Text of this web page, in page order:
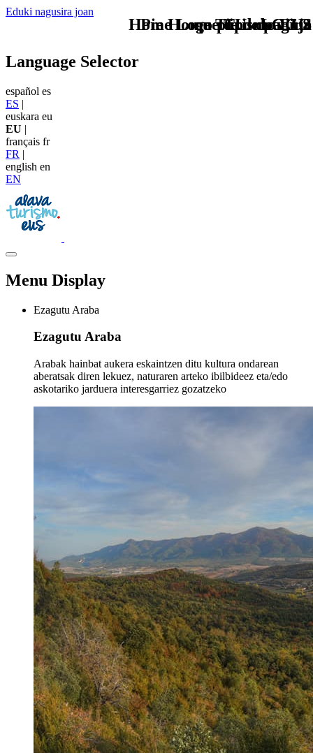
Eduki nagusira joan
TU - LOGO
Language Selector
español es
ES |
euskara eu
EU |
français fr
FR |
english en
EN
Menu Display
Ezagutu Araba
Ezagutu Araba
Arabak hainbat aukera eskaintzen ditu kultura ondarean
aberatsak diren lekuez, naturaren arteko ibilbideez eta/edo
askotariko jarduera interesgarriez gozatzeko
que tipo de viaje
Home Logo pie de página
Pie Home Turismo EUS